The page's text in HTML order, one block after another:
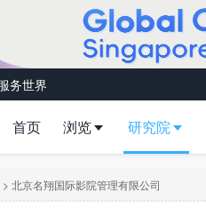
务世界
首页 浏览 研究院
> 北京名翔国际影院管理有限公司